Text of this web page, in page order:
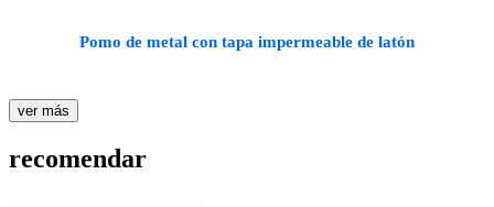
Pomo de metal con tapa impermeable de latón
ver más
recomendar